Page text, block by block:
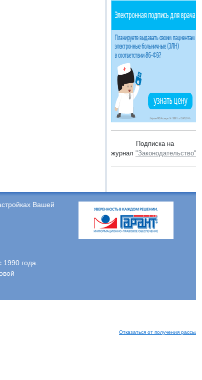
Подписка на
журнал "Законодательство"
Вашей
года.
Отказаться от получения